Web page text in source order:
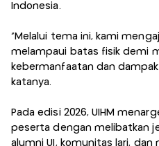
Indonesia.
“Melalui tema ini, kami
melampaui batas fisik demi
kebermanfaatan dan dampak
katanya.
Pada edisi 2026, UIHM
peserta dengan melibatkan
alumni UI, komunitas lari,